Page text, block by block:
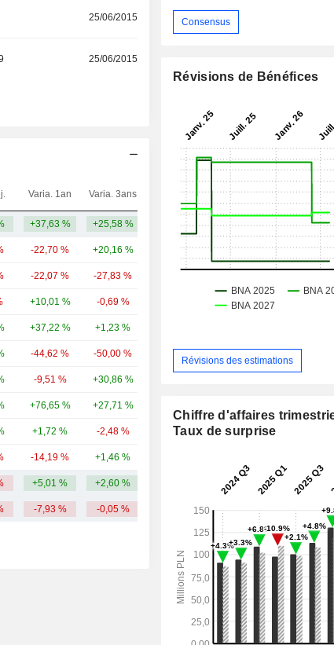
25/06/2015
25/06/2015
Varia. 1an Varia. 3ans Capi.($)
+37,63 % +25,58 % 675 M
-22,70 % +20,16 % 8,56 Md
-22,07 % -27,83 %
+10,01 % -0,69 %
+37,22 % +1,23 %
-44,62 % -50,00 % 1,42 Md
-9,51 % +30,86 %
+76,65 % +27,71 %
+1,72 % -2,48 % 699 M
-14,19 % +1,46 %
+5,01 % +2,60 %
-7,93 % -0,05 %
Consensus
Révisions de Bénéfices
Révisions des estimations
Chiffre d'affaires
Taux de surprise